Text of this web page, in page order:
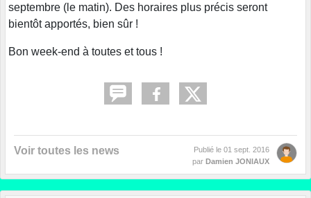
septembre (le matin). Des horaires plus précis seront
bientôt apportés, bien sûr !
Bon week-end à toutes et tous !
Voir toutes les news Publié le 01 sept. 2016
par Damien JONIAUX